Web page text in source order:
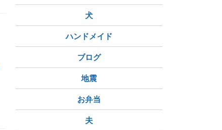
犬
ハンドメイド
ブログ
地震
お弁当
夫